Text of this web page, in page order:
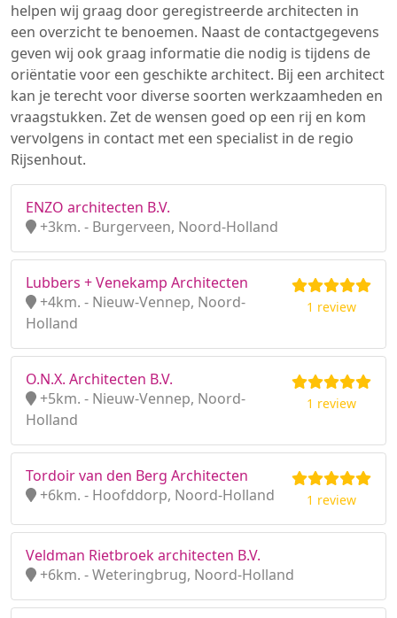
helpen wij graag door geregistreerde architecten in
een overzicht te benoemen. Naast de contactgegevens
geven wij ook graag informatie die nodig is tijdens de
oriëntatie voor een geschikte architect. Bij een architect
kan je terecht voor diverse soorten werkzaamheden en
vraagstukken. Zet de wensen goed op een rij en kom
vervolgens in contact met een specialist in de regio
Rijsenhout.
ENZO architecten B.V.
+3km. - Burgerveen, Noord-Holland
Lubbers + Venekamp Architecten
+4km. - Nieuw-Vennep, Noord-
Holland
1 review
O.N.X. Architecten B.V.
+5km. - Nieuw-Vennep, Noord-
Holland
1 review
Tordoir van den Berg Architecten
+6km. - Hoofddorp, Noord-Holland
1 review
Veldman Rietbroek architecten B.V.
+6km. - Weteringbrug, Noord-Holland